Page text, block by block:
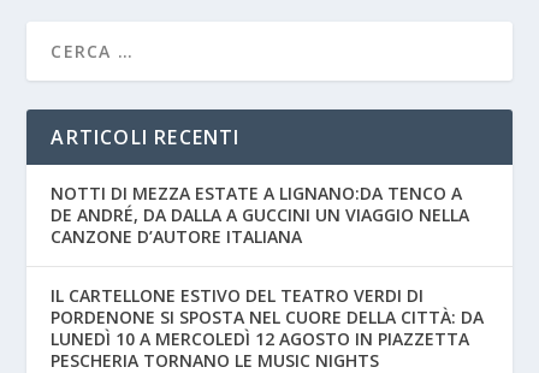
ARTICOLI RECENTI
NOTTI DI MEZZA ESTATE A LIGNANO:DA TENCO A
DE ANDRÉ, DA DALLA A GUCCINI UN VIAGGIO NELLA
CANZONE D’AUTORE ITALIANA
IL CARTELLONE ESTIVO DEL TEATRO VERDI DI
PORDENONE SI SPOSTA NEL CUORE DELLA CITTÀ: DA
LUNEDÌ 10 A MERCOLEDÌ 12 AGOSTO IN PIAZZETTA
PESCHERIA TORNANO LE MUSIC NIGHTS